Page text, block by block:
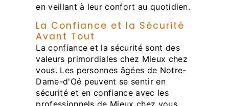
en veillant à leur confort au quotidien.
La Confiance et la Sécurité
Avant Tout
La confiance et la sécurité sont des
valeurs primordiales chez Mieux chez
vous. Les personnes âgées de Notre-
Dame-d'Oé peuvent se sentir en
sécurité et en confiance avec les
professionnels de Mieux chez vous,